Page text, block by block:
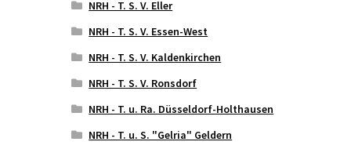
NRH - T. S. V. Eller
NRH - T. S. V. Essen-West
NRH - T. S. V. Kaldenkirchen
NRH - T. S. V. Ronsdorf
NRH - T. u. Ra. Düsseldorf-Holthausen
NRH - T. u. S. "Gelria" Geldern